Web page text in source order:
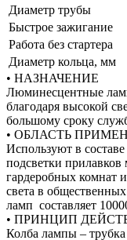
Диаметр трубы
Быстрое зажигание
Работа без стартера
Диаметр кольца, мм
• НАЗНАЧЕНИЕ
Люминесцентные
благодаря высокой
большому сроку
• ОБЛАСТЬ
Используют в
подсветки
гардеробных комнат
света в
ламп составляет
• ПРИНЦИП
Колба лампы –